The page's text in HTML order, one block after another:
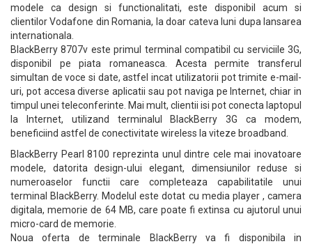
modele ca design si functionalitati, este disponibil acum si
clientilor Vodafone din Romania, la doar cateva luni dupa lansarea
internationala.
BlackBerry 8707v este primul terminal compatibil cu serviciile 3G,
disponibil pe piata romaneasca. Acesta permite transferul
simultan de voce si date, astfel incat utilizatorii pot trimite e-mail-
uri, pot accesa diverse aplicatii sau pot naviga pe Internet, chiar in
timpul unei teleconferinte. Mai mult, clientii isi pot conecta laptopul
la Internet, utilizand terminalul BlackBerry 3G ca modem,
beneficiind astfel de conectivitate wireless la viteze broadband.
BlackBerry Pearl 8100 reprezinta unul dintre cele mai inovatoare
modele, datorita design-ului elegant, dimensiunilor reduse si
numeroaselor functii care completeaza capabilitatile unui
terminal BlackBerry. Modelul este dotat cu media player , camera
digitala, memorie de 64 MB, care poate fi extinsa cu ajutorul unui
micro-card de memorie.
Noua oferta de terminale BlackBerry va fi disponibila in